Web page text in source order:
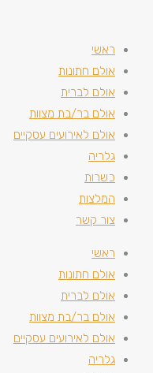
ראשי
אולם חתונות
אולם לברית
אולם בר/בת מצוות
אולם לאירועים עסקיים
גלריה
כשרות
המלצות
צור קשר
ראשי
אולם חתונות
אולם לברית
אולם בר/בת מצוות
אולם לאירועים עסקיים
גלריה